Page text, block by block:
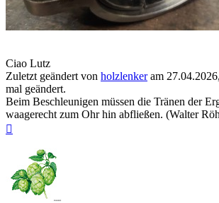
Ciao Lutz
Zuletzt geändert von holzlenkeram
mal geändert.
Beim Beschleunigen müssen die Tränen der
waagerecht zum Ohr hin abfließen. (Walter